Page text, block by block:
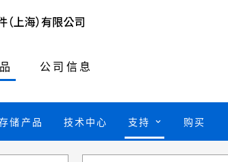
公司信息
储产品 技术中心 支持 购买